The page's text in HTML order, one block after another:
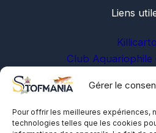
Gérer le
Pour offrir les meilleures expériences,
technologies telles que les cookies
Liens
Killicarto
Club Aquariophile